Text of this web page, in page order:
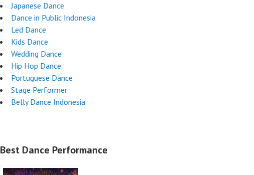
Japanese Dance
Dance in Public Indonesia
Led Dance
Kids Dance
Wedding Dance
Hip Hop Dance
Portuguese Dance
Stage Performer
Belly Dance Indonesia
Best Dance Performance